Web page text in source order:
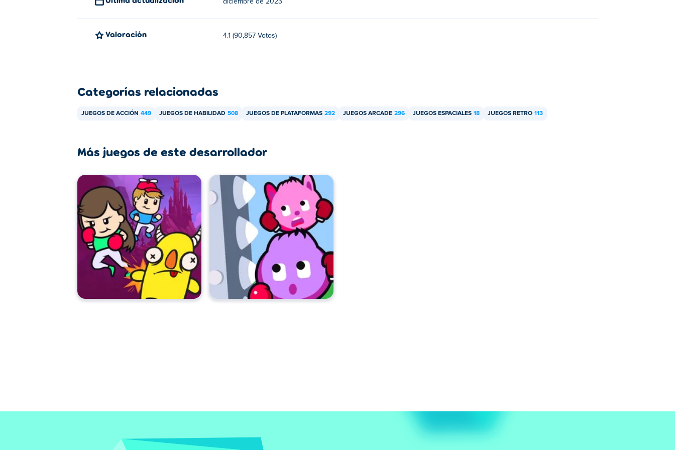
diciembre de 2023
Valoración 4.1 (90,857 Votos)
Categorías relacionadas
JUEGOS DE ACCIÓN 449 JUEGOS DE HABILIDAD 508 JUEGOS DE PLATAFORMAS 292 JUEGOS ARCADE 296 JUEGOS ESPACIALES 18 JUEGOS RETRO 113
Más juegos de este desarrollador